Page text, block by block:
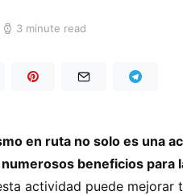
3 minute read
en ruta no solo es una
beneficios para
actividad puede mejorar